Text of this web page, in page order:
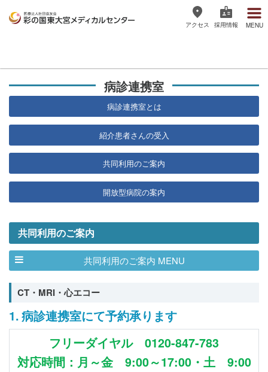
メディカルセンター
アクセス 採用情報 MENU
病診連携室
病診連携室とは
紹介患者さんの受入
共同利用のご案内
開放型病院の案内
共同利用のご案内
共同利用のご案内 MENU
CT・MRI・心エコー
1. 病診連携室にて予約承ります
フリーダイヤル 0120-847-783
対応時間：月～金 9:00～17:00・土 9:00